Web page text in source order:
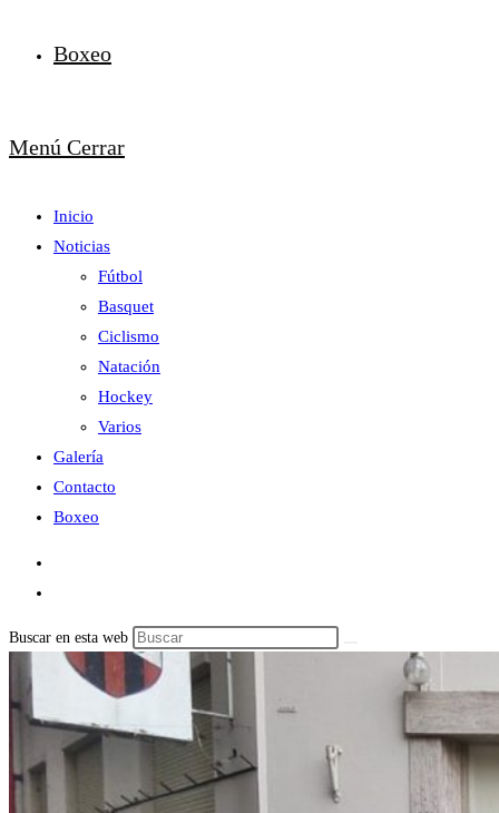
Boxeo
Menú Cerrar
Inicio
Noticias
Fútbol
Basquet
Ciclismo
Natación
Hockey
Varios
Galería
Contacto
Boxeo
Buscar en esta web